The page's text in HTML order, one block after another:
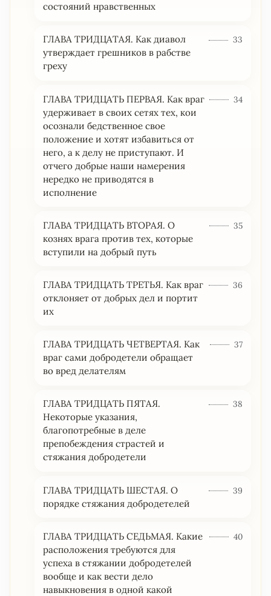
состояний нравственных
ГЛАВА ТРИДЦАТАЯ. Как диавол
утверждает грешников в рабстве
греху
33
ГЛАВА ТРИДЦАТЬ ПЕРВАЯ. Как враг
удерживает в своих сетях тех, кои
осознали бедственное свое
положение и хотят избавиться от
него, а к делу не приступают. И
отчего добрые наши намерения
нередко не приводятся в
исполнение
34
ГЛАВА ТРИДЦАТЬ ВТОРАЯ. О
кознях врага против тех, которые
вступили на добрый путь
35
ГЛАВА ТРИДЦАТЬ ТРЕТЬЯ. Как враг
отклоняет от добрых дел и портит
их
36
ГЛАВА ТРИДЦАТЬ ЧЕТВЕРТАЯ. Как
враг сами добродетели обращает
во вред делателям
37
ГЛАВА ТРИДЦАТЬ ПЯТАЯ.
Некоторые указания,
благопотребные в деле
препобеждения страстей и
стяжания добродетели
38
ГЛАВА ТРИДЦАТЬ ШЕСТАЯ. О
порядке стяжания добродетелей
39
ГЛАВА ТРИДЦАТЬ СЕДЬМАЯ. Какие
расположения требуются для
успеха в стяжании добродетелей
вообще и как вести дело
навыкновения в одной какой
40